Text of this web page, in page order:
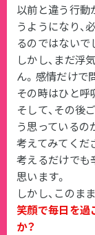
以前と違う行動
うようになり、
るのではないで
しかし、まだ浮
ん。感情だけで
その時はひと呼
そして、その後
う思っているの
考えてみてくだ
考えるだけでも
思います。
しかし、このま
笑顔で毎日を過
か？